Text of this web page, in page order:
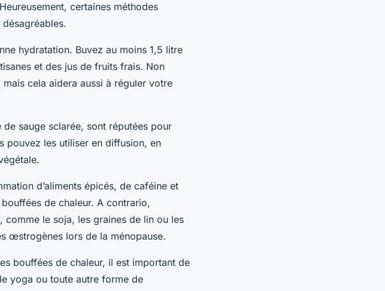
certaines méthodes
hydratation. Buvez au moins 1,5 litre
et des jus de fruits frais. Non
cela aidera aussi à réguler votre
sauge sclarée, sont réputées pour
pouvez les utiliser en diffusion, en
d’aliments épicés, de caféine et
de chaleur. A contrario,
le soja, les graines de lin ou les
œstrogènes lors de la ménopause.
bouffées de chaleur, il est important de
yoga ou toute autre forme de